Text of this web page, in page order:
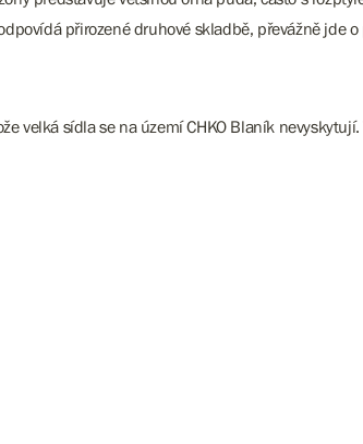
přirozené druhové skladbě, převážně jde
velká sídla se na území CHKO Blaník